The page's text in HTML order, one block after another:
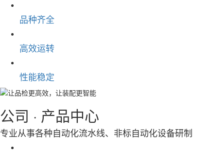
品种齐全
高效运转
性能稳定
公司 · 产品中心
专业从事各种自动化流水线、非标自动化设备研制